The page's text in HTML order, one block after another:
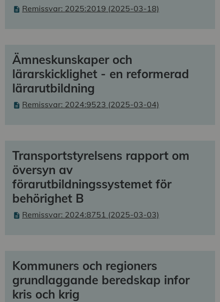
Remissvar: 2025:2019 (2025-03-18)
Ämneskunskaper och
lärarskicklighet - en reformerad
lärarutbildning
Remissvar: 2024:9523 (2025-03-04)
Transportstyrelsens rapport om
översyn av
förarutbildningssystemet för
behörighet B
Remissvar: 2024:8751 (2025-03-03)
Kommuners och regioners
grundlaggande beredskap infor
kris och krig